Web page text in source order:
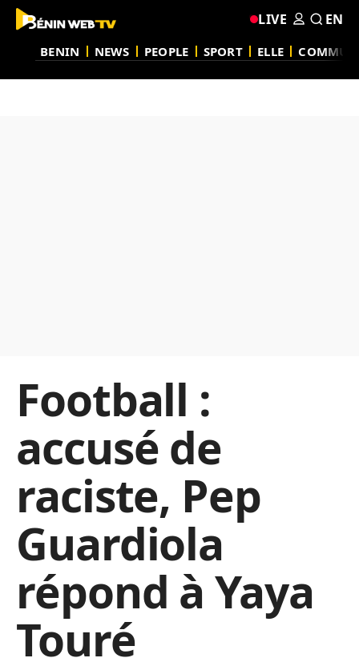
BENIN NEWS PEOPLE SPORT ELLE
LIVE EN
Football :
accusé de
raciste, Pep
Guardiola
répond à Yaya
Touré